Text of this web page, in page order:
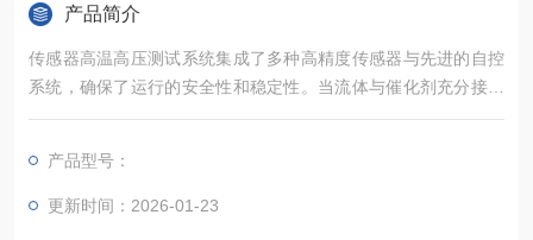
产品简介
传感器高温高压测试系统集成了多种高精度传感器与先进的自控
系统，确保了运行的安全性和稳定性。当流体与催化剂充分接触
时，系统能够有效处理反应中的串联副反应，提高整体反应效率
产品型号：
更新时间：2026-01-23